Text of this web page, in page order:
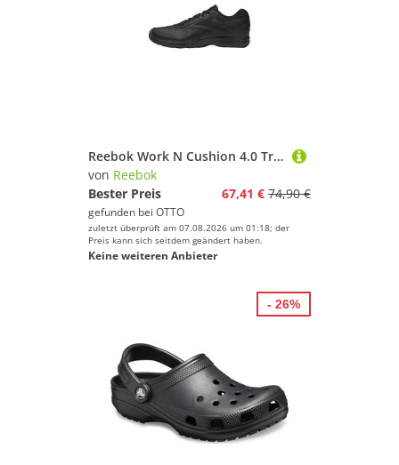
Reebok Work N Cushion 4.0 Trainingsschuh (1-tlg)
von Reebok
Bester Preis
67,41 € 74,90 €
gefunden bei OTTO
zuletzt überprüft am 07.08.2026 um 01:18; der
Preis kann sich seitdem geändert haben.
Keine weiteren Anbieter
- 26%